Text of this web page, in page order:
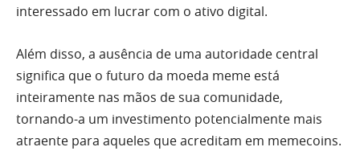
interessado em lucrar com o ativo digital.
Além disso, a ausência de uma autoridade central
significa que o futuro da moeda meme está
inteiramente nas mãos de sua comunidade,
tornando-a um investimento potencialmente mais
atraente para aqueles que acreditam em memecoins.